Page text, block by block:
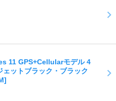
11 GPS+Cellularモデル 4
ットブラック・ブラック